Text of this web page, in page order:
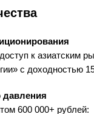
к азиатским
с доходностью
давления
600 000+ рублей: